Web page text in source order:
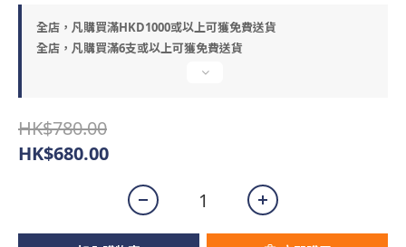
全店，凡購買滿HKD1000或以上可獲免費送貨
全店，凡購買滿6支或以上可獲免費送貨
HK$780.00
HK$680.00